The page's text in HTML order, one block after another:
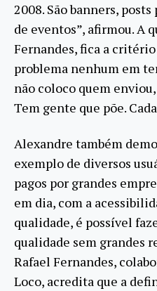
2008. São banners,
de eventos”, afirmou. A
Fernandes, fica a critério
problema nenhum em
não coloco quem
Tem gente que põe.
Alexandre também
exemplo de diversos
pagos por grandes
em dia, com a
qualidade, é possível
qualidade sem grandes
Rafael Fernandes,
Loco, acredita que a